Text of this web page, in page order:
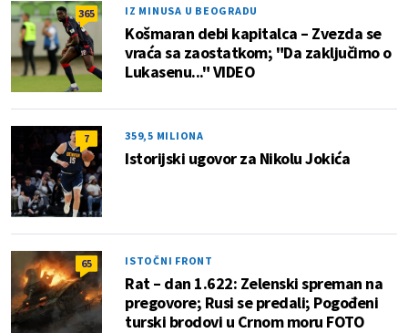
365 IZ MINUSA U BEOGRADU
Košmaran debi kapitalca – Zvezda se
vraća sa zaostatkom; "Da zaključimo o
Lukasenu..." VIDEO
7 359,5 MILIONA
Istorijski ugovor za Nikolu Jokića
65 ISTOČNI FRONT
Rat – dan 1.622: Zelenski spreman na
pregovore; Rusi se predali; Pogođeni
turski brodovi u Crnom moru FOTO